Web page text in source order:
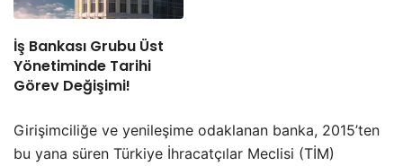
İş Bankası Grubu Üst
Yönetiminde Tarihi
Görev Değişimi!
Girişimciliğe ve yenileşime odaklanan banka, 2015’ten
bu yana süren Türkiye İhracatçılar Meclisi (TİM)